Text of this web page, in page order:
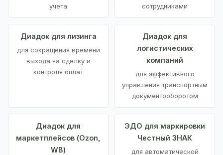
учета
сотрудниками
Диадок для лизинга
для сокращения времени
выхода на сделку и
контроля оплат
Диадок для
логистических
компаний
для эффективного
управления транспортным
документооборотом
Диадок для
маркетплейсов (Ozon,
WB)
ЭДО для маркировки
Честный ЗНАК
для автоматической